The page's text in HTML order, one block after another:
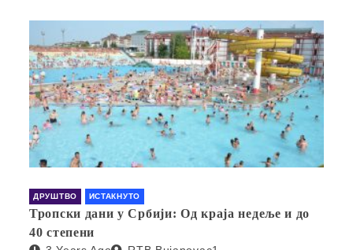
ДРУШТВО ИСТАКНУТО
Тропски дани у Србији: Од краја недеље и до
40 степени